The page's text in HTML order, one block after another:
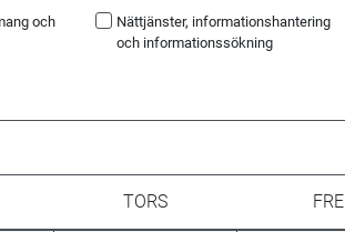
och
Nättjänster, informationshantering
och informationssökning
TORS FRE